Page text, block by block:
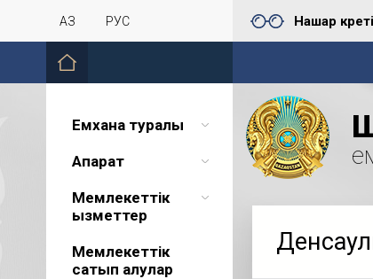
ҚАЗ РУС Нашар
Емхана туралы
Ақпарат
Мемлекеттік
қызметтер
Мемлекеттік
сатып алулар